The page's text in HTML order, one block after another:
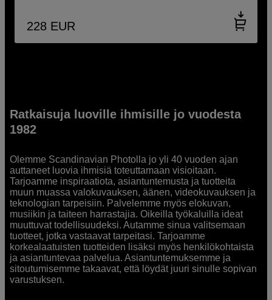
228 EUR
Ratkaisuja luoville ihmisille jo vuodesta
1982
Olemme Scandinavian Photolla jo yli 40 vuoden ajan
auttaneet luovia ihmisiä toteuttamaan visioitaan.
Tarjoamme inspiraatiota, asiantuntemusta ja tuotteita
muun muassa valokuvauksen, äänen, videokuvauksen ja
teknologian tarpeisiin. Palvelemme myös elokuvan,
musiikin ja taiteen harrastajia. Oikeilla työkaluilla ideat
muuttuvat todellisuudeksi. Autamme sinua valitsemaan
tuotteet, jotka vastaavat tarpeitasi. Tarjoamme
korkealaatuisten tuotteiden lisäksi myös henkilökohtaista
ja asiantuntevaa palvelua. Asiantuntemuksemme ja
sitoutumisemme takaavat, että löydät juuri sinulle sopivan
varustuksen.